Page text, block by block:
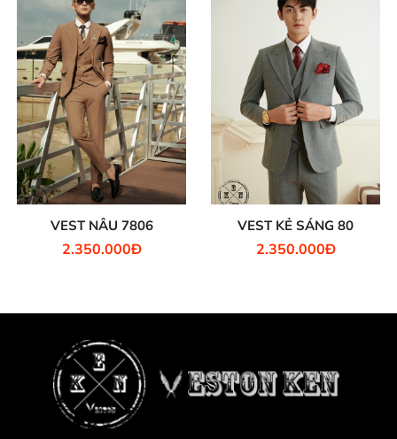
VEST NÂU 7806
2.350.000Đ
VEST KẺ SÁNG 80
2.350.000Đ